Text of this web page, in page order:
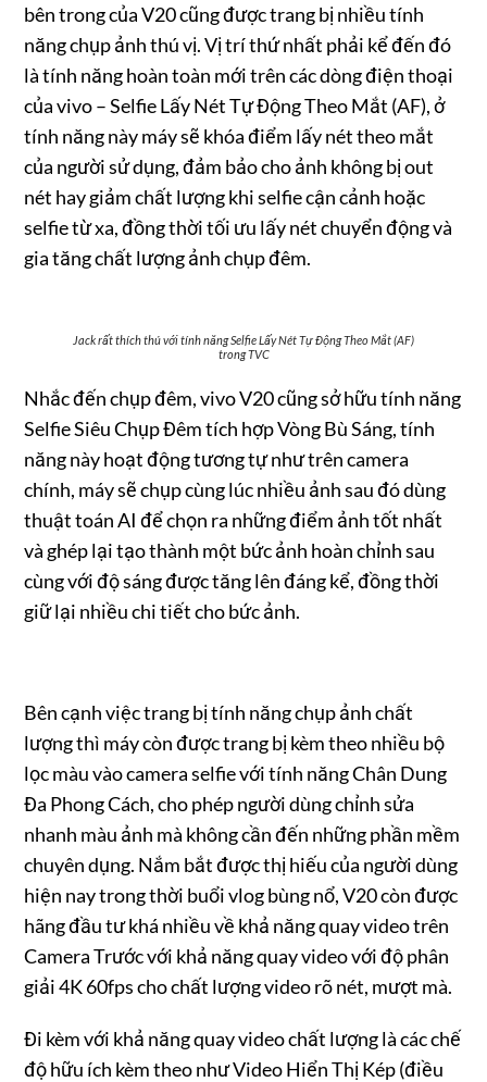
bên trong của V20 cũng được trang bị nhiều tính
năng chụp ảnh thú vị. Vị trí thứ nhất phải kể đến đó
là tính năng hoàn toàn mới trên các dòng điện thoại
của vivo – Selfie Lấy Nét Tự Động Theo Mắt (AF), ở
tính năng này máy sẽ khóa điểm lấy nét theo mắt
của người sử dụng, đảm bảo cho ảnh không bị out
nét hay giảm chất lượng khi selfie cận cảnh hoặc
selfie từ xa, đồng thời tối ưu lấy nét chuyển động và
gia tăng chất lượng ảnh chụp đêm.
Jack rất thích thú với tính năng Selfie Lấy Nét Tự Động Theo Mắt (AF)
trong TVC
Nhắc đến chụp đêm, vivo V20 cũng sở hữu tính năng
Selfie Siêu Chụp Đêm tích hợp Vòng Bù Sáng, tính
năng này hoạt động tương tự như trên camera
chính, máy sẽ chụp cùng lúc nhiều ảnh sau đó dùng
thuật toán AI để chọn ra những điểm ảnh tốt nhất
và ghép lại tạo thành một bức ảnh hoàn chỉnh sau
cùng với độ sáng được tăng lên đáng kể, đồng thời
giữ lại nhiều chi tiết cho bức ảnh.
Bên cạnh việc trang bị tính năng chụp ảnh chất
lượng thì máy còn được trang bị kèm theo nhiều bộ
lọc màu vào camera selfie với tính năng Chân Dung
Đa Phong Cách, cho phép người dùng chỉnh sửa
nhanh màu ảnh mà không cần đến những phần mềm
chuyên dụng. Nắm bắt được thị hiếu của người dùng
hiện nay trong thời buổi vlog bùng nổ, V20 còn được
hãng đầu tư khá nhiều về khả năng quay video trên
Camera Trước với khả năng quay video với độ phân
giải 4K 60fps cho chất lượng video rõ nét, mượt mà.
Đi kèm với khả năng quay video chất lượng là các chế
độ hữu ích kèm theo như Video Hiển Thị Kép (điều